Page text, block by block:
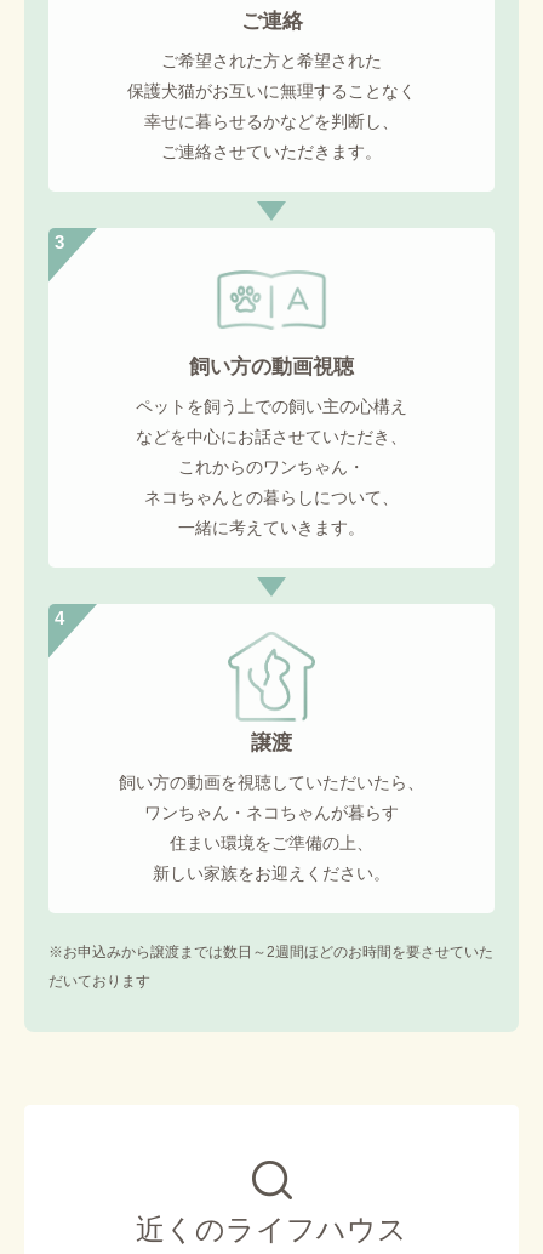
ご連絡
ご希望された方と希望された
保護犬猫がお互いに無理することなく
幸せに暮らせるかなどを判断し、
ご連絡させていただきます。
3
飼い方の動画視聴
ペットを飼う上での飼い主の心構え
などを中心にお話させていただき、
これからのワンちゃん・
ネコちゃんとの暮らしについて、
一緒に考えていきます。
4
譲渡
飼い方の動画を視聴していただいたら、
ワンちゃん・ネコちゃんが暮らす
住まい環境をご準備の上、
新しい家族をお迎えください。
※お申込みから譲渡までは数日～2週間ほどのお時間を要させていた
だいております
近くのライフハウス